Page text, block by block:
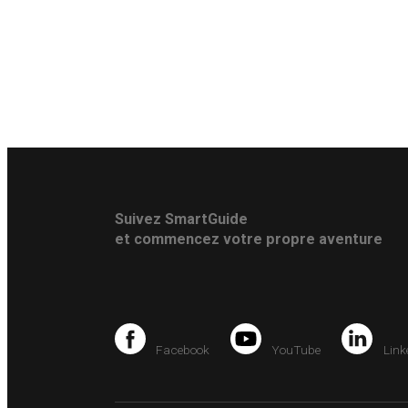
Suivez SmartGuide
et commencez votre propre aventure
Facebook YouTube